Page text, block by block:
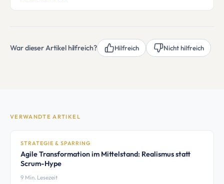
War dieser Artikel hilfreich? Hilfreich Nicht hilfreich
VERWANDTE ARTIKEL
STRATEGIE & SPARRING
Agile Transformation im Mittelstand: Realismus statt
Scrum-Hype
9 Min. Lesezeit